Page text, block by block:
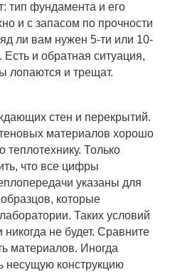
тип фундамента и его
и с запасом по прочности
ли вам нужен 5-ти или 10-
Есть и обратная ситуация,
лопаются и трещат.
стен и перекрытий.
материалов хорошо
теплотехнику. Только
что все цифры
указаны для
которые
Таких условий
не будет. Сравните
материалов. Иногда
несущую конструкцию